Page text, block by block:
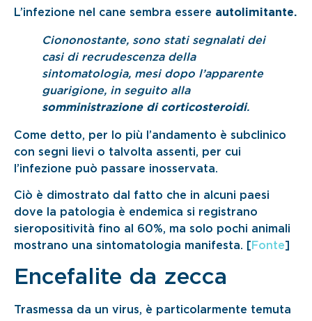
L’infezione nel cane sembra essere autolimitante.
Ciononostante, sono stati segnalati dei
casi di recrudescenza della
sintomatologia, mesi dopo l’apparente
guarigione, in seguito alla
somministrazione di corticosteroidi.
Come detto, per lo più l’andamento è subclinico
con segni lievi o talvolta assenti, per cui
l’infezione può passare inosservata.
Ciò è dimostrato dal fatto che in alcuni paesi
dove la patologia è endemica si registrano
sieropositività fino al 60%, ma solo pochi animali
mostrano una sintomatologia manifesta. [ Fonte]
Encefalite da zecca
Trasmessa da un virus, è particolarmente temuta